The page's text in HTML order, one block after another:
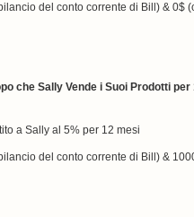
del conto corrente di Bill) & 0$
che Sally Vende i Suoi Prodotti
a Sally al 5% per 12 mesi
del conto corrente di Bill) &